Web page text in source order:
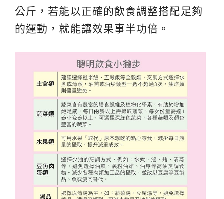
公斤，若能以正確的飲食調整搭配足夠
的運動，就能讓效果事半功倍。